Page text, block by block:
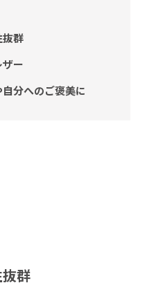
抜群
ー
分へのご褒美に
群